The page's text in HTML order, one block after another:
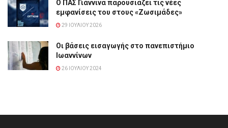
Ο ΠΑΣ Γιάννινα παρουσιάζει τις νέες
εμφανίσεις του στους «Ζωσιμάδες»
29 ΙΟΥΛΊΟΥ 2026
Οι βάσεις εισαγωγής στο πανεπιστήμιο
Ιωαννίνων
26 ΙΟΥΛΊΟΥ 2024